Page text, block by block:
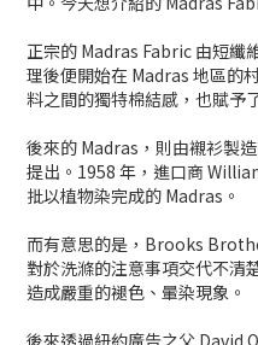
正宗的 Madras Fabric 由短纖
理後便開始在 Madras 地區的
料之間的獨特棉結感，也賦予
後來的 Madras，則由襯衫製
提出。1958 年，進口商
批以植物染完成的 Madras。
而有意思的是，Brooks
對於洗滌的注意事項交代不清
造成嚴重的褪色、暈染現象。
後來透過紐約廣告之父 David